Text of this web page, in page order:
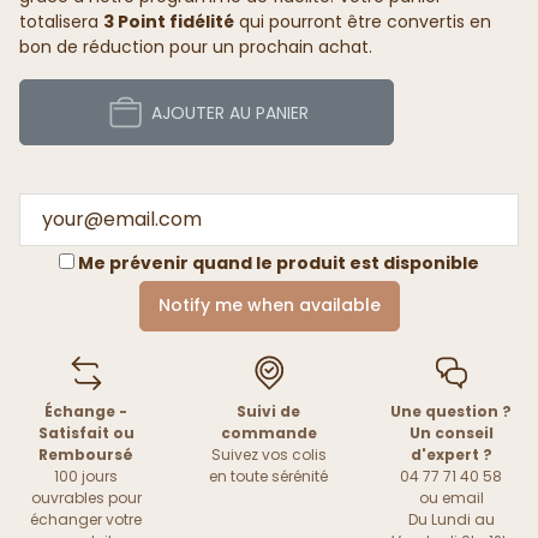
totalisera 3 Point fidélité qui pourront être convertis en
bon de réduction pour un prochain achat.
AJOUTER AU PANIER
Me prévenir quand le produit est disponible
Notify me when available
Échange -
Satisfait ou
Remboursé
100 jours
ouvrables pour
échanger votre
Suivi de
commande
Suivez vos colis
en toute sérénité
Une question ?
Un conseil
d'expert ?
04 77 71 40 58
ou email
Du Lundi au